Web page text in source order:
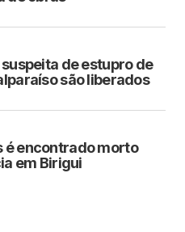
de estupro de
são liberados
é encontrado morto
em Birigui